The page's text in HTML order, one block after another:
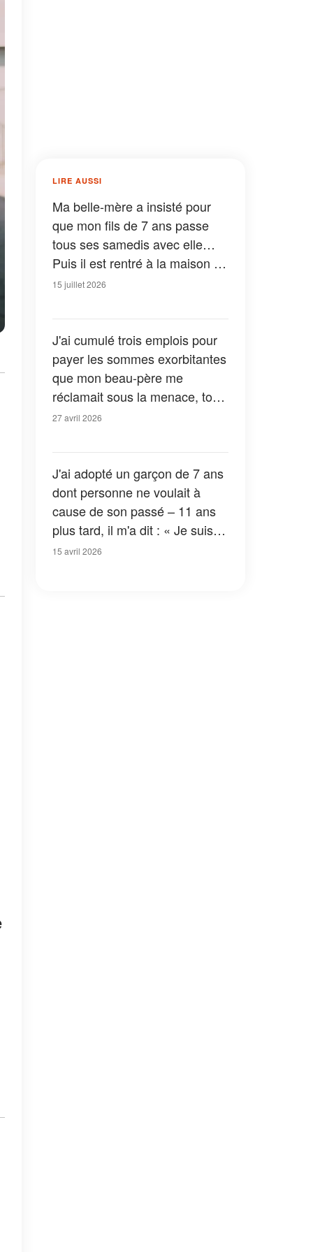
LIRE AUSSI
Ma belle-mère a insisté pour
que mon fils de 7 ans passe
tous ses samedis avec elle…
Puis il est rentré à la maison en
traînant une valise et a
15 juillet 2026
J'ai cumulé trois emplois pour
payer les sommes exorbitantes
que mon beau-père me
réclamait sous la menace, tout
ça pour le bien de mon fils –
basculé
27 avril 2026
J'ai adopté un garçon de 7 ans
dont personne ne voulait à
cause de son passé – 11 ans
plus tard, il m'a dit : « Je suis
enfin prêt à te raconter ce qui
15 avril 2026